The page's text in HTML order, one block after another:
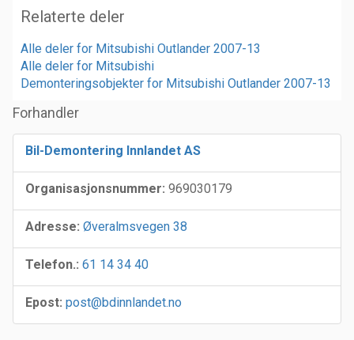
Relaterte deler
Alle deler for Mitsubishi Outlander 2007-13
Alle deler for Mitsubishi
Demonteringsobjekter for Mitsubishi Outlander 2007-13
Forhandler
Bil-Demontering Innlandet AS
Organisasjonsnummer: 969030179
Adresse: Øveralmsvegen 38
Telefon.: 61 14 34 40
Epost: post@bdinnlandet.no